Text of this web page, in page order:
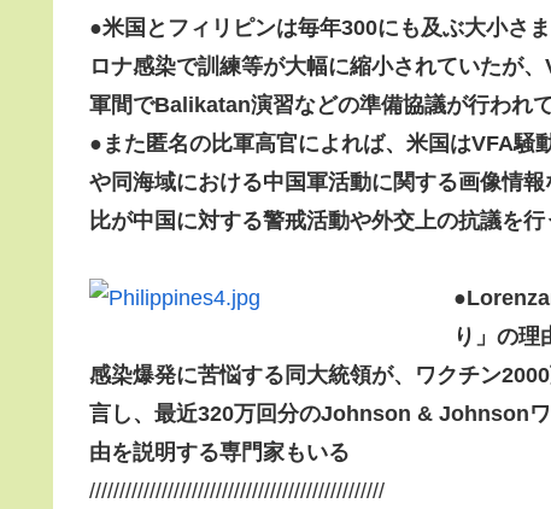
●米国とフィリピンは毎年300にも及ぶ大小さ
ロナ感染で訓練等が大幅に縮小されていたが
軍間でBalikatan演習などの準備協議が行われ
● また匿名の比軍高官によれば、米国はVFA
や同海域における中国軍活動に関する画像情
比が中国に対する警戒活動や外交上の抗議を
●
り」の理
感染爆発に苦悩する同大統領が、ワクチン
言し、最近320万回分のJohnson & Johnson
由を説明する専門家もいる
/////////////////////////////////////////////////